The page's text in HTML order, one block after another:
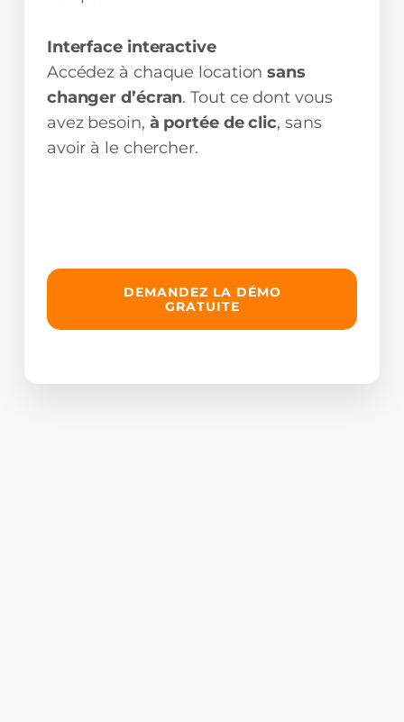
Interface interactive
Accédez à chaque location sans
changer d’écran. Tout ce dont vous
avez besoin, à portée de clic, sans
avoir à le chercher.
DEMANDEZ LA DÉMO
GRATUITE